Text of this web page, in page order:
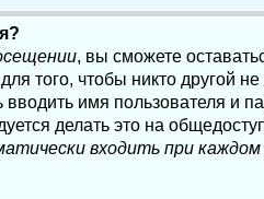
, вы сможете
того, чтобы никто другой не
имя пользователя и
делать это на
входить при